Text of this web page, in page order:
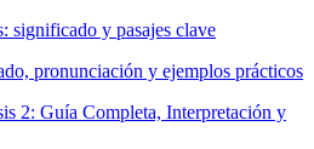
significado y pasajes clave
pronunciación y ejemplos prácticos
2: Guía Completa, Interpretación y